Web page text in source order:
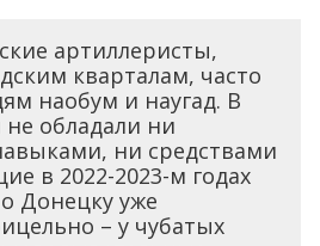
артиллеристы,
кварталам, часто
наобум и наугад. В
обладали ни
ни средствами
в 2022-2023-м годах
Донецку уже
– у чубатых